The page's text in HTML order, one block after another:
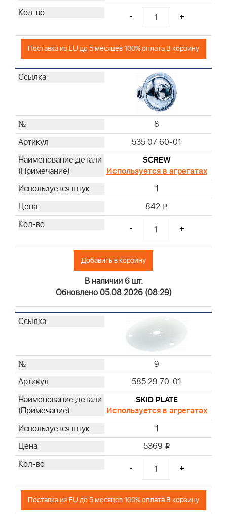
-
+
Поставка из EU до 5 месяцев 100% оплата В корзину
8
535 07 60-01
SCREW
Используется в агрегатах
1
842 i
- +
Добавить в корзину
В наличии 6 шт.
Обновлено 05.08.2026 (08:29)
9
585 29 70-01
SKID PLATE
Используется в агрегатах
1
5369 i
- +
Поставка из EU до 5 месяцев 100% оплата В корзину